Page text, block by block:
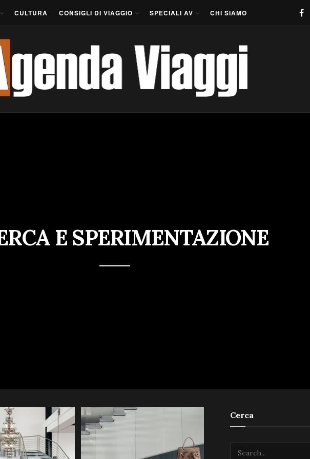
CULTURA CONSIGLI DI VIAGGIO SPECIALI AV CHI SIAMO
E SPERIMENTAZIONE
Cerca